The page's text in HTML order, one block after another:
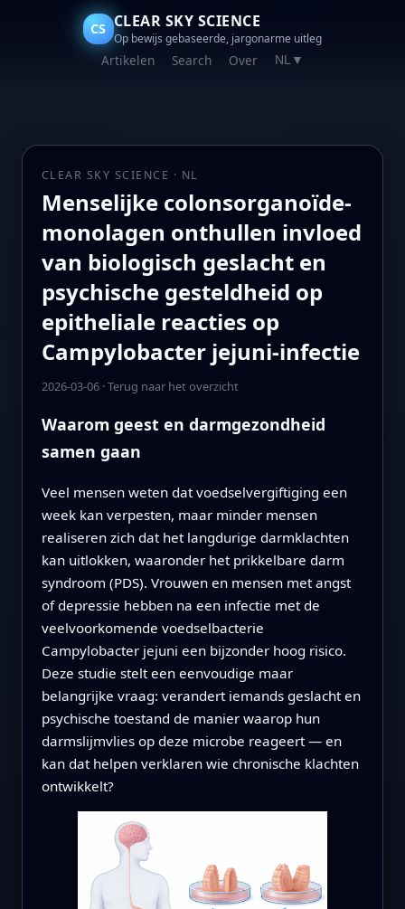
CS CLEAR SKY SCIENCE
Op bewijs gebaseerde, jargonarme uitleg
Artikelen Search Over NL ▼
CLEAR SKY SCIENCE · NL
Menselijke colonsorganoïde-
monolagen onthullen invloed
van biologisch geslacht en
psychische gesteldheid op
epitheliale reacties op
Campylobacter jejuni‑infectie
2026-03-06·Terug naar het overzicht
Waarom geest en darmgezondheid
samen gaan
Veel mensen weten dat voedselvergiftiging een
week kan verpesten, maar minder mensen
realiseren zich dat het langdurige darmklachten
kan uitlokken, waaronder het prikkelbare darm
syndroom (PDS). Vrouwen en mensen met angst
of depressie hebben na een infectie met de
veelvoorkomende voedselbacterie
Campylobacter jejuni een bijzonder hoog risico.
Deze studie stelt een eenvoudige maar
belangrijke vraag: verandert iemands geslacht en
psychische toestand de manier waarop hun
darmslijmvlies op deze microbe reageert — en
kan dat helpen verklaren wie chronische klachten
ontwikkelt?